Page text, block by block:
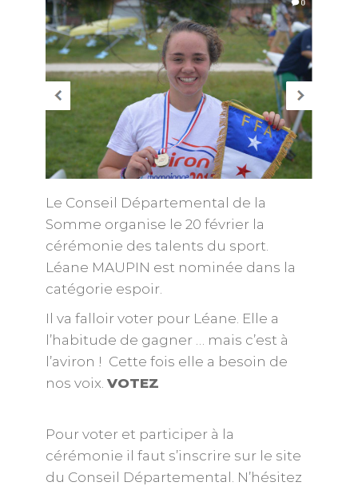
Le Conseil Départemental de la
Somme organise le 20 février la
cérémonie des talents du sport.
Léane MAUPIN est nominée dans la
catégorie espoir.
Il va falloir voter pour Léane. Elle a
l’habitude de gagner … mais c’est à
l’aviron ! Cette fois elle a besoin de
nos voix. VOTEZ
Pour voter et participer à la
cérémonie il faut s’inscrire sur le site
du Conseil Départemental. N’hésitez